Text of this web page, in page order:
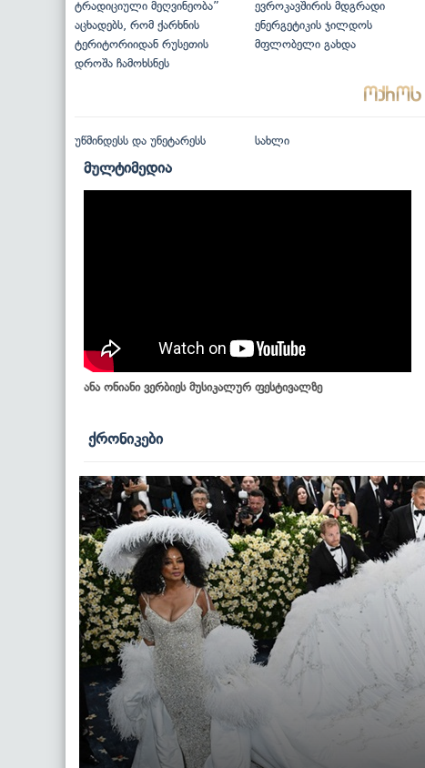
ტრადიციული მეღვინეობა”
აცხადებს, რომ ქარხნის
ტერიტორიიდან რუსეთის
დროშა ჩამოხსნეს
ევროკავშირის მდგრადი
ენერგეტიკის ჯილდოს
მფლობელი გახდა
უწმინდესს და უნეტარესს სახლი
მულტიმედია
ანა ონიანი ვერბიეს მუსიკალურ ფესტივალზე
ქრონიკები